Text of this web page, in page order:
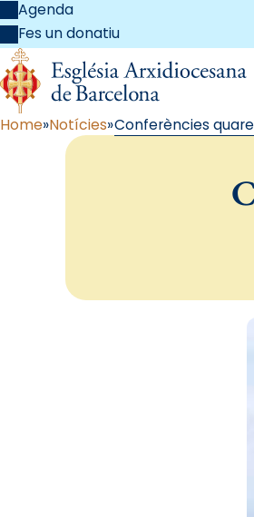
Agenda
Fes un donatiu
Home Notícies Conferències